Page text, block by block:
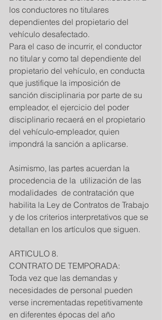
los conductores no titulares
dependientes del propietario del
vehículo desafectado.
Para el caso de incurrir, el conductor
no titular y como tal dependiente del
propietario del vehículo, en conducta
que justifique la imposición de
sanción disciplinaria por parte de su
empleador, el ejercicio del poder
disciplinario recaerá en el propietario
del vehículo-empleador, quien
impondrá la sanción a aplicarse.
Asimismo, las partes acuerdan la
procedencia de la  utilización de las
modalidades  de contratación que
habilita la Ley de Contratos de Trabajo
y de los criterios interpretativos que se
detallan en los artículos que siguen.
ARTICULO 8.
CONTRATO DE TEMPORADA:
Toda vez que las demandas y
necesidades de personal pueden
verse incrementadas repetitivamente
en diferentes épocas del año